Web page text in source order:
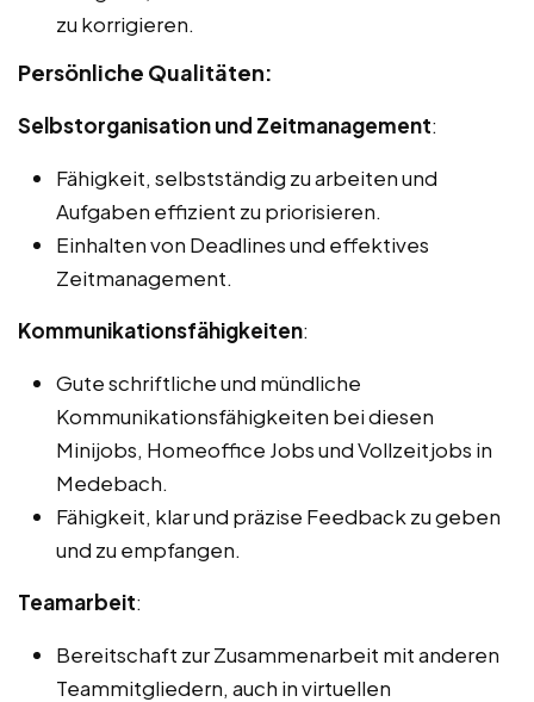
zu korrigieren.
Persönliche Qualitäten:
Selbstorganisation und Zeitmanagement:
Fähigkeit, selbstständig zu arbeiten und
Aufgaben effizient zu priorisieren.
Einhalten von Deadlines und effektives
Zeitmanagement.
Kommunikationsfähigkeiten:
Gute schriftliche und mündliche
Kommunikationsfähigkeiten bei diesen
Minijobs, Homeoffice Jobs und Vollzeitjobs in
Medebach.
Fähigkeit, klar und präzise Feedback zu geben
und zu empfangen.
Teamarbeit:
Bereitschaft zur Zusammenarbeit mit anderen
Teammitgliedern, auch in virtuellen